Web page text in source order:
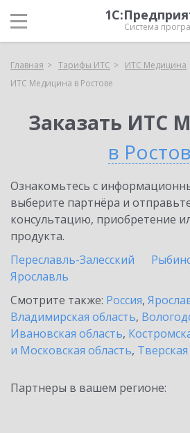
Система
Главная Тарифы ИТС
ИТС Медицина
ИТС Медицина в Ростове
Заказать ИТС
в
Ознакомьтесь с
выберите партнёра и
консультацию, приобретение
продукта.
Переславль-Залесский
Ярославль
Смотрите также: Россия,
Владимирская область,
Ивановская область,
и Московская область,
Партнеры в вашем регионе: